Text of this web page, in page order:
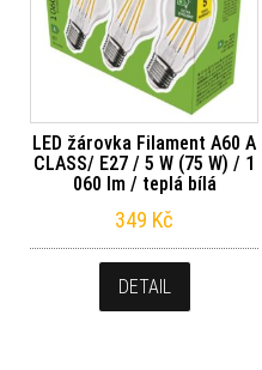
LED žárovka Filament A60 A
CLASS/ E27 / 5 W (75 W) / 1
060 lm / teplá bílá
349 Kč
DETAIL